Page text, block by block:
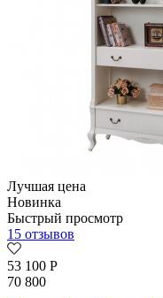
Лучшая цена
Новинка
Быстрый просмотр
15 отзывов
53 100 Р
70 800